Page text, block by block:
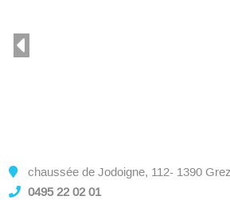
chaussée de Jodoigne, 112- 1390
0495 22 02 01